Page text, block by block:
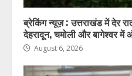
ब्रेकिंग न्यूज़ : उत्तराखंड में देर
देहरादून, चमोली और बागेश्वर में
August 6, 2026